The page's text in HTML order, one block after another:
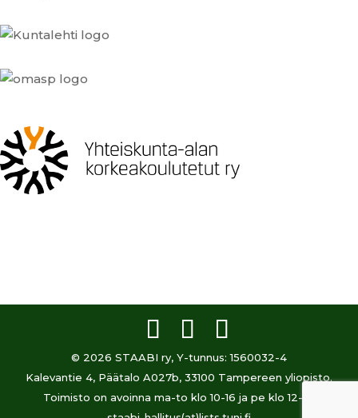
© 2026 STAABI ry, Y-tunnus: 1560032-4
Kalevantie 4, Päätalo A027b, 33100 Tampereen yliopisto.
Toimisto on avoinna ma-to klo 10-16 ja pe klo 12-15.